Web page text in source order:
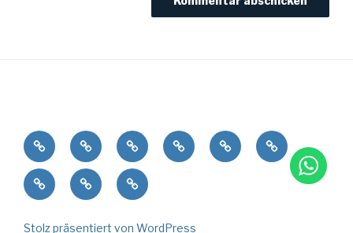
Wer Wie Was Wohin Wie
lange
Warum
Womit WeblogWebdesign
Stolz präsentiert von WordPress